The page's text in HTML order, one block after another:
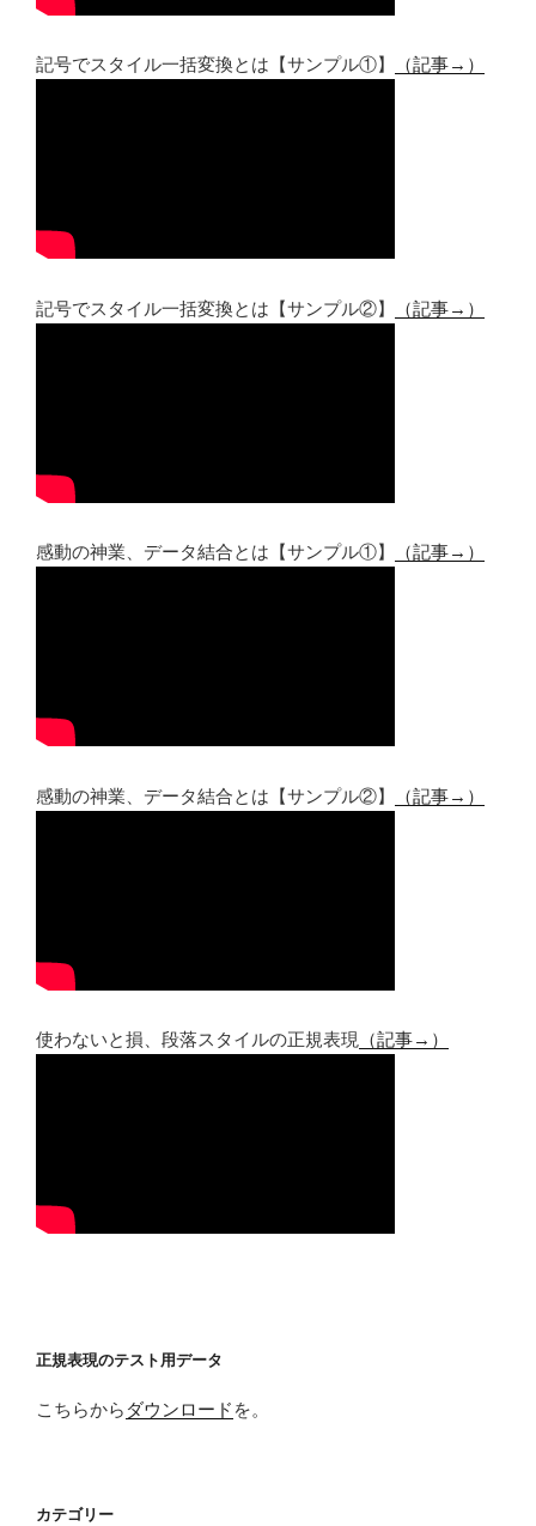
記号でスタイル一括変換とは【サンプル①】 （記事→）
記号でスタイル一括変換とは【サンプル②】 （記事→）
感動の神業、データ結合とは【サンプル①】 （記事→）
感動の神業、データ結合とは【サンプル②】 （記事→）
使わないと損、段落スタイルの正規表現 （記事→）
正規表現のテスト用データ
こちらから ダウンロード を。
カテゴリー